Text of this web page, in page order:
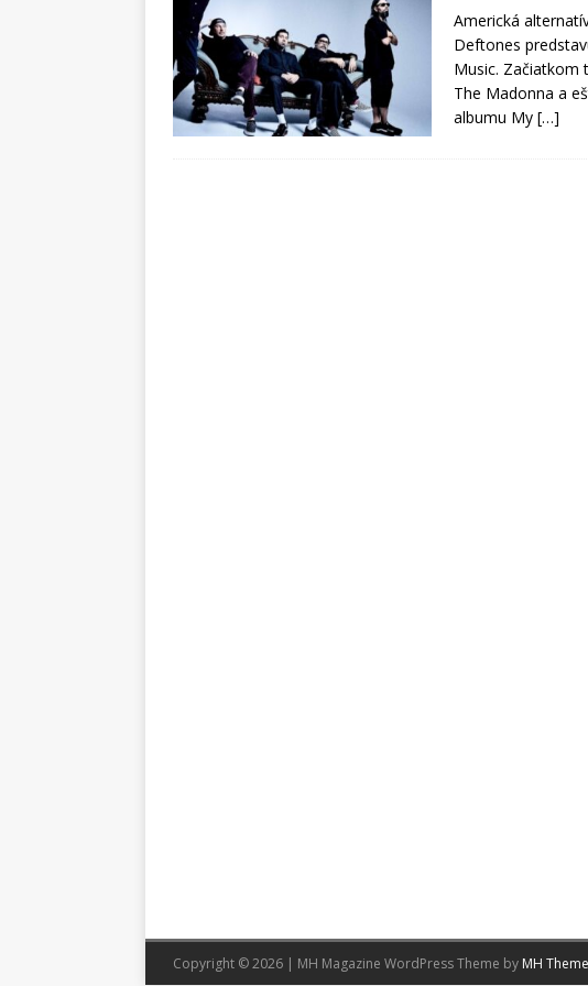
Americká
Deftones
Music. Začiatkom
The Madonna a
albumu My […]
Copyright © 2026 | MH Magazine WordPress Theme by MH